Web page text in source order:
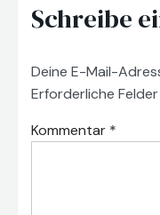
Schreibe
Deine E-Mail-
Erforderliche
Kommentar *